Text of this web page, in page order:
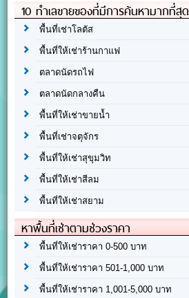
10 ทำเลขายของที่มีการค้นหามากที่สุด
พื้นที่เช่าโลตัส
พื้นที่ให้เช่าร้านกาแฟ
ตลาดนัดรถไฟ
ตลาดนัดกลางคืน
พื้นที่ให้เช่าขายน้ำ
พื้นที่เช่าจตุจักร
พื้นที่ให้เช่าสุขุมวิท
พื้นที่ให้เช่าสีลม
พื้นที่ให้เช่าสยาม
หาพื้นที่เช่าตามช่วงราคา
พื้นที่ให้เช่าราคา 0-500 บาท
พื้นที่ให้เช่าราคา 501-1,000 บาท
พื้นที่ให้เช่าราคา 1,001-5,000 บาท